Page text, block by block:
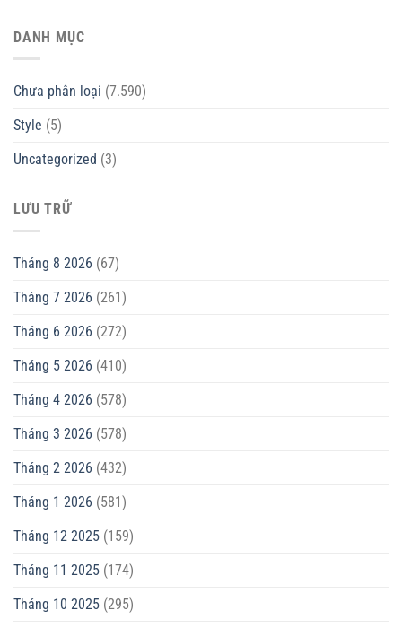
DANH MỤC
Chưa phân loại (7.590)
Style (5)
Uncategorized (3)
LƯU TRỮ
Tháng 8 2026 (67)
Tháng 7 2026 (261)
Tháng 6 2026 (272)
Tháng 5 2026 (410)
Tháng 4 2026 (578)
Tháng 3 2026 (578)
Tháng 2 2026 (432)
Tháng 1 2026 (581)
Tháng 12 2025 (159)
Tháng 11 2025 (174)
Tháng 10 2025 (295)